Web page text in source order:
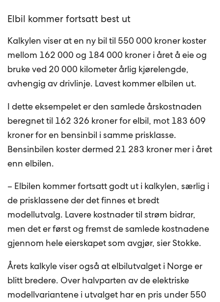
Elbil kommer fortsatt best ut
Kalkylen viser at en ny bil til 550 000 kroner koster
mellom 162 000 og 184 000 kroner i året å eie og
bruke ved 20 000 kilometer årlig kjørelengde,
avhengig av drivlinje. Lavest kommer elbilen ut.
I dette eksempelet er den samlede årskostnaden
beregnet til 162 326 kroner for elbil, mot 183 609
kroner for en bensinbil i samme prisklasse.
Bensinbilen koster dermed 21 283 kroner mer i året
enn elbilen.
– Elbilen kommer fortsatt godt ut i kalkylen, særlig i
de prisklassene der det finnes et bredt
modellutvalg. Lavere kostnader til strøm bidrar,
men det er først og fremst de samlede kostnadene
gjennom hele eierskapet som avgjør, sier Stokke.
Årets kalkyle viser også at elbilutvalget i Norge er
blitt bredere. Over halvparten av de elektriske
modellvariantene i utvalget har en pris under 550